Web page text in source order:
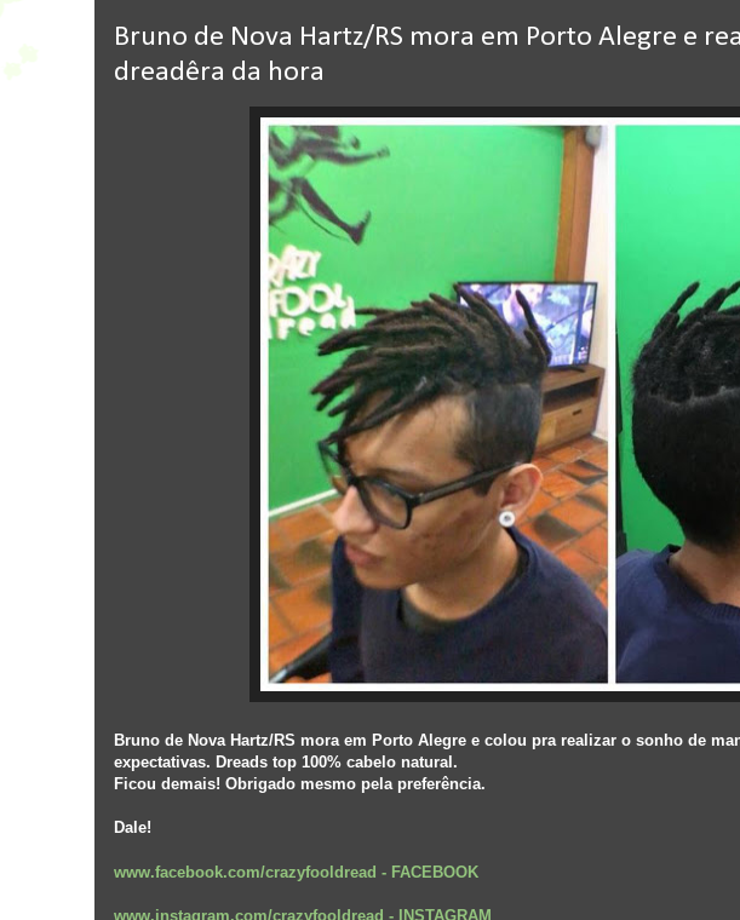
Bruno de Nova Hartz/RS mora em Porto Alegre e
dreadêra da hora
Bruno de Nova Hartz/RS mora em Porto Alegre e colou pra realizar o sonho de
expectativas. Dreads top 100% cabelo natural.
Ficou demais! Obrigado mesmo pela preferência.
Dale!
www.facebook.com/crazyfooldread - FACEBOOK
www.instagram.com/crazyfooldread - INSTAGRAM